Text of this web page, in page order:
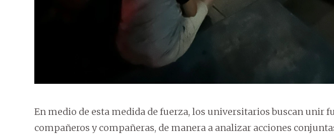
En medio de esta medida de fuerza, los universitarios buscan unir
compañeros y compañeras, de manera a analizar acciones